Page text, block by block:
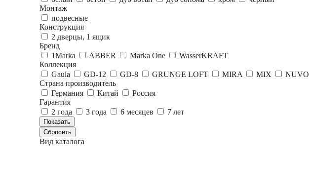
Монтаж
подвесные
Конструкция
2 дверцы, 1 ящик
Бренд
1Marka
ABBER Marka One
WasserKRAFT
Коллекция
Gaula
GD-12 GD-8 GRUNGE LOFT MIRA MIX NUVO
Страна производитель
Германия
Китай
Россия
Гарантия
2 года
3 года 6 месяцев 7 лет
Вид каталога